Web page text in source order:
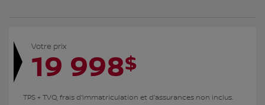
Votre prix
19 998$
TPS + TVQ, frais d'immatriculation et d'assurances non inclus.